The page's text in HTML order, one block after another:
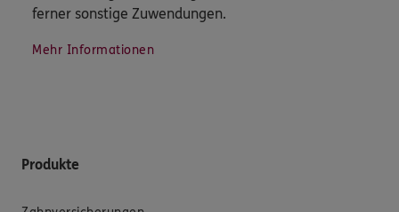
ferner sonstige Zuwendungen.
Mehr Informationen
Produkte